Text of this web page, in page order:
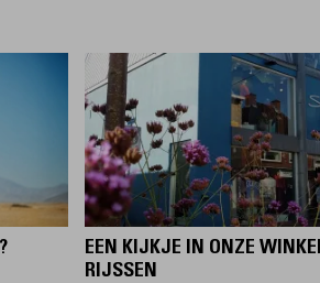
EEN KIJKJE IN ONZE
RIJSSEN